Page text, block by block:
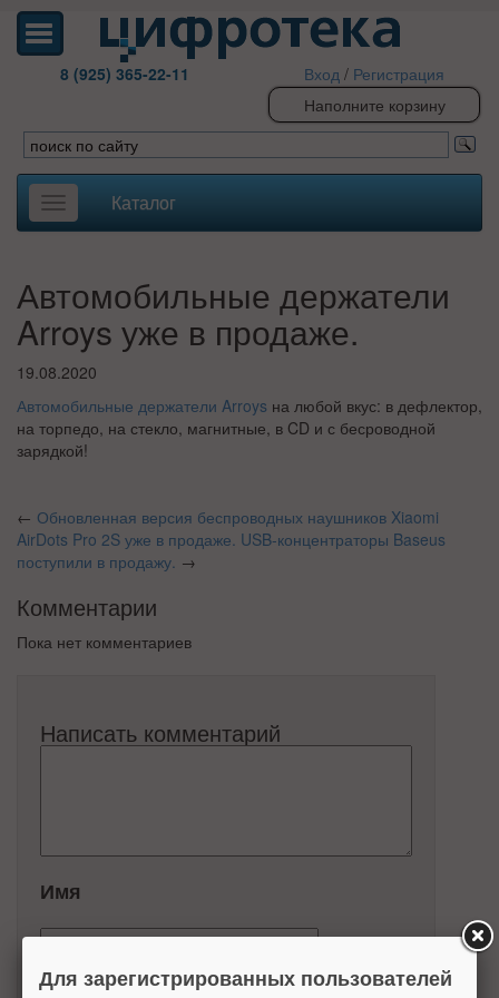
8 (925) 365-22-11 Вход / Регистрация
Наполните корзину
Toggle
navigation
Каталог
Автомобильные держатели
Arroys уже в продаже.
19.08.2020
Автомобильные держатели Arroys на любой вкус: в дефлектор,
на торпедо, на стекло, магнитные, в CD и с бесроводной
зарядкой!
← Обновленная версия беспроводных наушников Xiaomi
AirDots Pro 2S уже в продаже. USB-концентраторы Baseus
поступили в продажу. →
Комментарии
Пока нет комментариев
Написать комментарий
Имя
Для зарегистрированных пользователей